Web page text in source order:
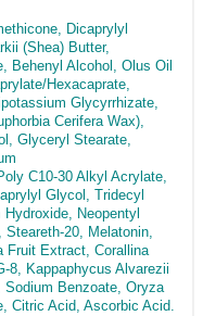
Dicaprylyl
(Shea) Butter,
Behenyl Alcohol, Olus Oil
Hexacaprate,
Glycyrrhizate,
Cerifera Wax),
Glyceryl Stearate,
C10-30 Alkyl Acrylate,
Glycol, Tridecyl
Neopentyl
20, Melatonin,
Fruit Extract, Corallina
8, Kappaphycus Alvarezii
Benzoate, Oryza
Citric Acid, Ascorbic Acid.